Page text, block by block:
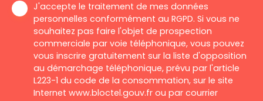
J'accepte le traitement de mes données
personnelles conformément au RGPD. Si vous ne
souhaitez pas faire l'objet de prospection
commerciale par voie téléphonique, vous pouvez
vous inscrire gratuitement sur la liste d'opposition
au démarchage téléphonique, prévu par l'article
L223-1 du code de la consommation, sur le site
Internet www.bloctel.gouv.fr ou par courrier